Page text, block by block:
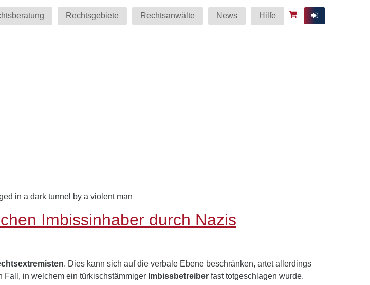
Rechtsgebiete Rechtsanwälte News Hilfe
in a dark tunnel by a violent man
Imbissinhaber durch Nazis
. Dies kann sich auf die verbale Ebene beschränken, artet allerdings
Fall, in welchem ein türkischstämmiger Imbissbetreiber fast totgeschlagen wurde.